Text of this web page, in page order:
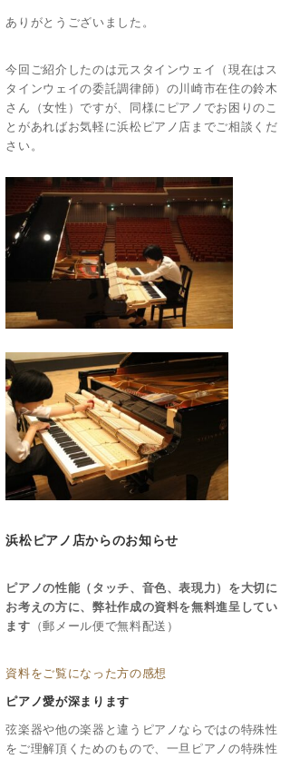
ありがとうございました。
今回ご紹介したのは元スタインウェイ（現在はス
タインウェイの委託調律師）の川崎市在住の鈴木
さん（女性）ですが、同様にピアノでお困りのこ
とがあればお気軽に浜松ピアノ店までご相談くだ
さい。
浜松ピアノ店からのお知らせ
ピアノの性能（タッチ、音色、表現力）を大切に
お考えの方に、弊社作成の資料を無料進呈してい
ます （郵メール便で無料配送）
資料をご覧になった方の感想
ピアノ愛が深まります
弦楽器や他の楽器と違うピアノならではの特殊性
をご理解頂くためのもので、一旦ピアノの特殊性